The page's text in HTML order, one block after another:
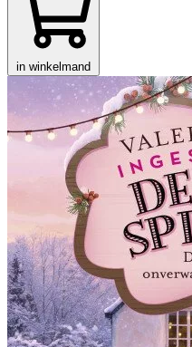
in winkelmand